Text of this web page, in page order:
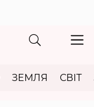
ЗЕМЛЯ СВІТ